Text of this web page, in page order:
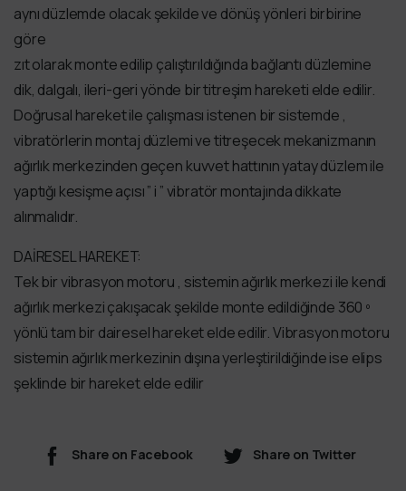
aynı düzlemde olacak şekilde ve dönüş yönleri birbirine
göre
zıt olarak monte edilip çalıştırıldığında bağlantı düzlemine
dik, dalgalı, ileri-geri yönde bir titreşim hareketi elde edilir.
Doğrusal hareket ile çalışması istenen bir sistemde ,
vibratörlerin montaj düzlemi ve titreşecek mekanizmanın
ağırlık merkezinden geçen kuvvet hattının yatay düzlem ile
yaptığı kesişme açısı ” i ” vibratör montajında dikkate
alınmalıdır.
DAİRESEL HAREKET:
Tek bir vibrasyon motoru , sistemin ağırlık merkezi ile kendi
ağırlık merkezi çakışacak şekilde monte edildiğinde 360 º
yönlü tam bir dairesel hareket elde edilir. Vibrasyon motoru
sistemin ağırlık merkezinin dışına yerleştirildiğinde ise elips
şeklinde bir hareket elde edilir
Share on Facebook Share on Twitter